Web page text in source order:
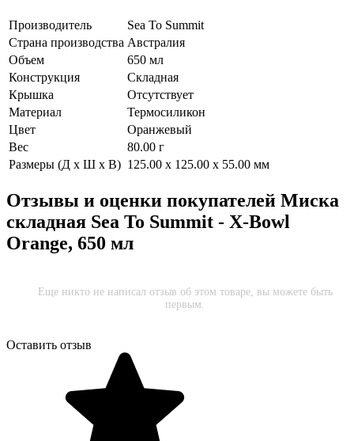
Производитель
Sea To Summit
Страна производства Австралия
Объем
650 мл
Конструкция
Складная
Крышка
Отсутствует
Материал
Термосиликон
Цвет
Оранжевый
Вес
80.00 г
Размеры (Д х Ш х В) 125.00 x 125.00 x 55.00 мм
Отзывы и оценки покупателей Миска
складная Sea To Summit - X-Bowl
Orange, 650 мл
Еще никто не написал отзыв об этом товаре, вы можете быть
первым.
Оставить отзыв